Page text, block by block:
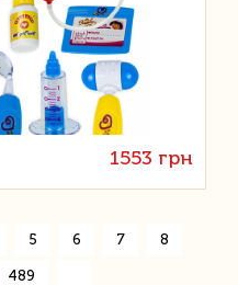
1553 грн
5 6 7 8
489